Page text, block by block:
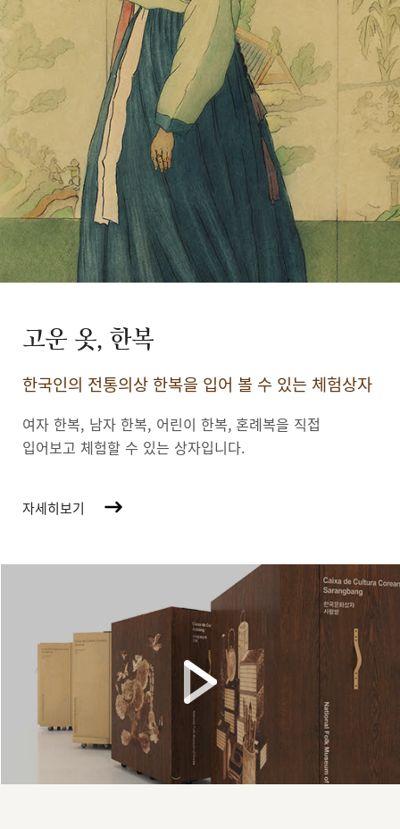
고운 옷, 한복
한국인의 전통의상 한복을 입어 볼 수 있는 체험상자
여자 한복, 남자 한복, 어린이 한복, 혼례복을 직접
입어보고 체험할 수 있는 상자입니다.
자세히보기